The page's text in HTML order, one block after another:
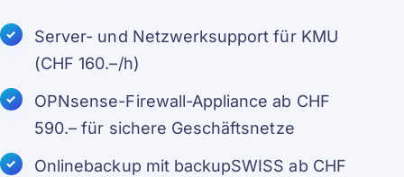
Server- und Netzwerksupport für KMU
(CHF 160.–/h)
OPNsense-Firewall-Appliance ab CHF
590.– für sichere Geschäftsnetze
Onlinebackup mit backupSWISS ab CHF